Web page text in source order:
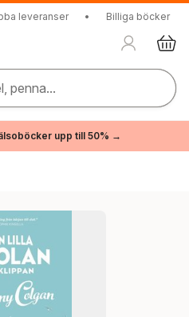
leveranser • Billiga böcker
penna...
upp till 50% →